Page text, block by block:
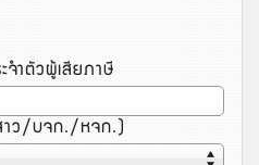
จำตัวผู้เสียภาษี
าว/บจก./หจก.)